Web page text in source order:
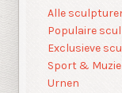
Alle
Populaire
Exclusieve
Sport &
Urnen